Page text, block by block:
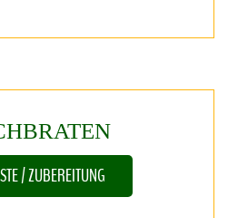
/ ZUBEREITUNG